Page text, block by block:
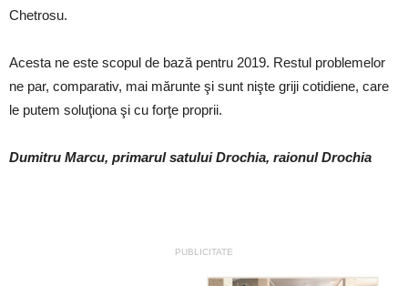
Chetrosu.
Acesta ne este scopul de bază pentru 2019. Restul problemelor
ne par, comparativ, mai mărunte şi sunt nişte griji cotidiene, care
le putem soluţiona şi cu forţe proprii.
Dumitru Marcu, primarul satului Drochia, raionul Drochia
PUBLICITATE